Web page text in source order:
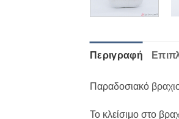
Περιγραφή
Παραδοσιακό
Το κλείσιμο στο